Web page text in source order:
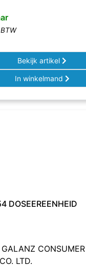
Bekijk artikel
In winkelmand
DOSEEREENHEID
LTD.